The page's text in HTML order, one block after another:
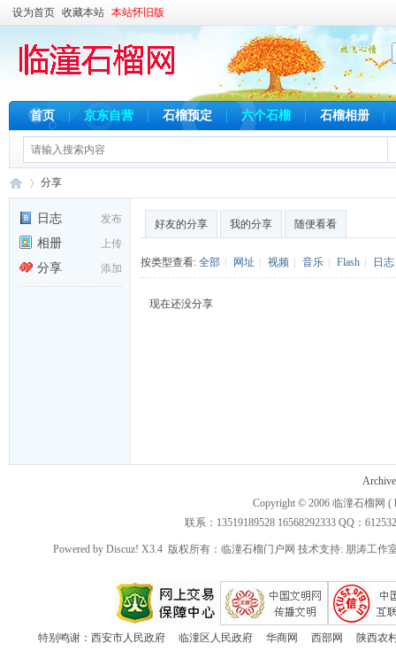
设为首页 收藏本站 本站怀旧版
首页 京东自营 石榴预定 六个石榴 石榴相册
分享
发布
日志
上传
相册
添加
分享
好友的分享 我的分享 随便看看
按类型查看: 全部 网址 视频 音乐 Flash 日志
现在还没分享
Copyright © 2006 临潼石榴网 (
联系：13519189528 16568292333 QQ：
Powered by Discuz! X3.4 版权所有：临潼石榴门户网 技术支持: 朋涛工作
特别鸣谢： 西安市人民政府 临潼区人民政府 华商网 西部网 陕西农